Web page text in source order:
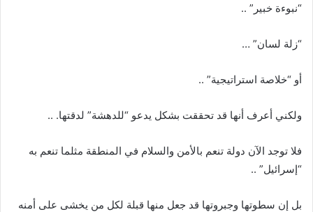
“نبوءة خبير” ..
“زلة لسان” …
أو “خلاصة استراتيجية” ..
ولكني أعرف أنها قد تحققت بشكل يدعو “للدهشة” لدقتها. ..
فلا توجد الآن دولة تنعم بالأمن والسلام في المنطقة مثلما تنعم به
“إسرائيل” ..
بل إن سطوتها وجبروتها قد جعل منها قبلة لكل من يخشى على أمنه